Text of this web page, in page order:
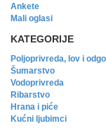
Ankete
Mali oglasi
KATEGORIJE
Poljoprivreda, lov i
Šumarstvo
Vodoprivreda
Ribarstvo
Hrana i piće
Kućni ljubimci